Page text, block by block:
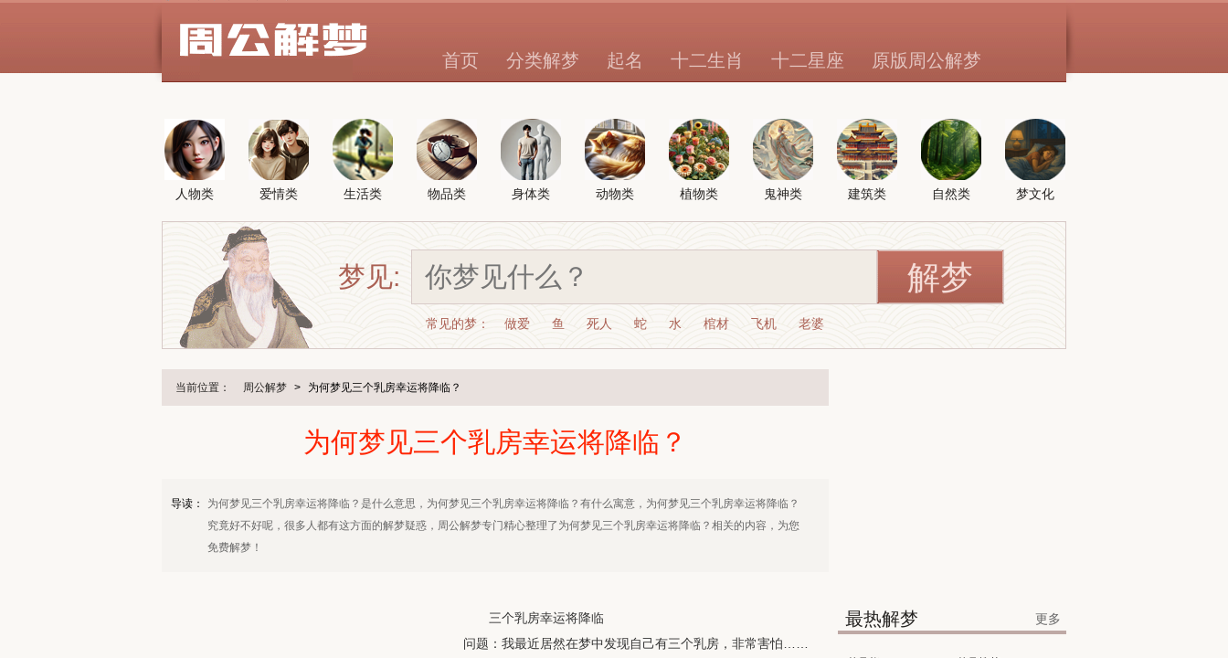
首页 分类解梦 起名 十二生肖 十二星座 原版周公解梦
人物类 爱情类 生活类 物品类 身体类 动物类 植物类 鬼神类 建筑类 自然类 梦文化
梦见:
常见的梦： 做爱 鱼 死人 蛇 水 棺材 飞机 老婆
当前位置： 周公解梦 > 为何梦见三个乳房幸运将降临？
为何梦见三个乳房幸运将降临？
导读：
为何梦见三个乳房幸运将降临？是什么意思，为何梦见三个乳房幸运将降临？有什么寓意，为何梦见三个乳房幸运将降临？
究竟好不好呢，很多人都有这方面的解梦疑惑，周公解梦专门精心整理了为何梦见三个乳房幸运将降临？相关的内容，为您
免费解梦！
三个乳房幸运将降临
问题：我最近居然在梦中发现自己有三个乳房，非常害怕……
最热解梦 更多